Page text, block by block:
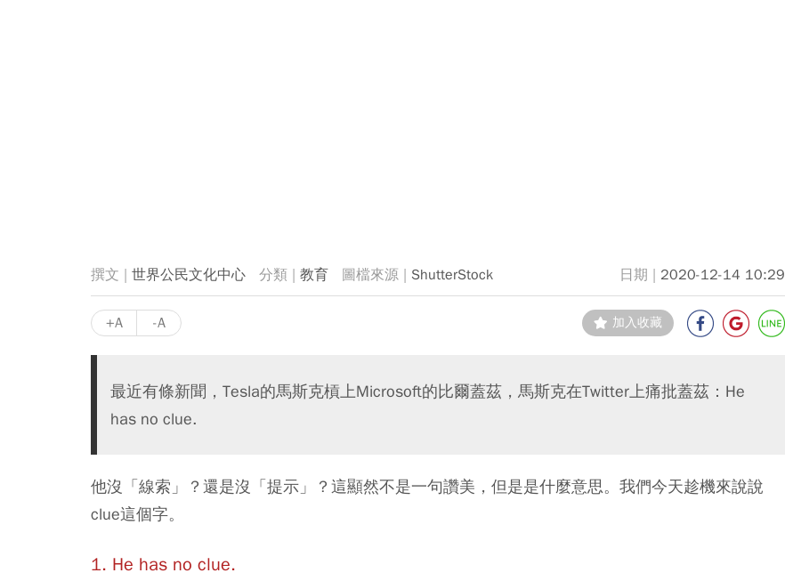
世界公民文化中心 教育 ShutterStock 2020-12-14 10:29
+A -A 加入收藏
最近有條新聞，Tesla的馬斯克槓上Microsoft的比爾蓋茲，馬斯克在Twitter上痛批蓋茲：He
has no clue.
他沒「線索」？還是沒「提示」？這顯然不是一句讚美，但是是什麼意思。我們今天趁機來說說
clue這個字。
1. He has no clue.